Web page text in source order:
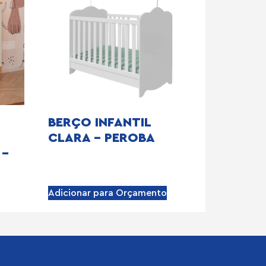
BERÇO INFANTIL
CLARA – PEROBA
Adicionar para Orçamento